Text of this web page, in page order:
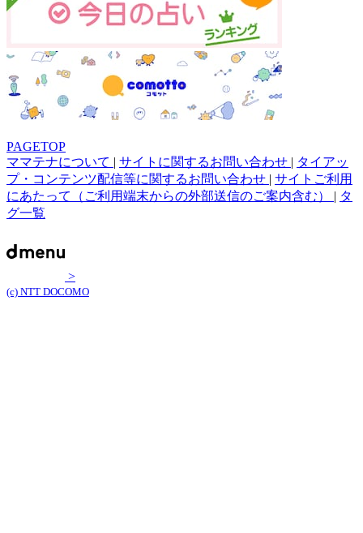
PAGETOP
ママテナについて | サイトに関するお問い合わせ | タイアッ
プ・コンテンツ配信等に関するお問い合わせ | サイトご利用
にあたって（ご利用端末からの外部送信のご案内含む） | タ
グ一覧
>
(c) NTT DOCOMO